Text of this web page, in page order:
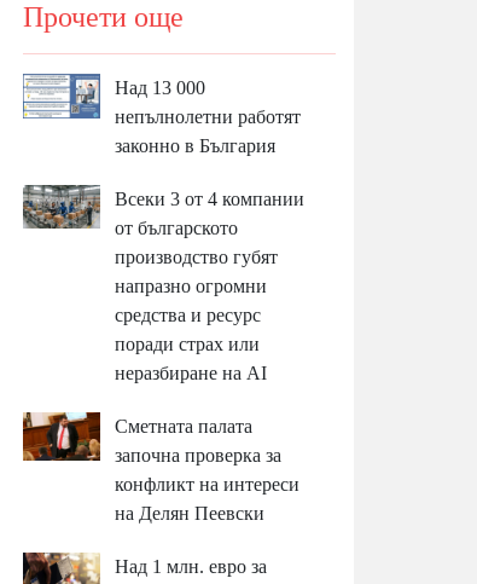
Прочети още
Над 13 000
непълнолетни работят
законно в България
Всеки 3 от 4 компании
от българското
производство губят
напразно огромни
средства и ресурс
поради страх или
неразбиране на AI
Сметната палата
започна проверка за
конфликт на интереси
на Делян Пеевски
Над 1 млн. евро за